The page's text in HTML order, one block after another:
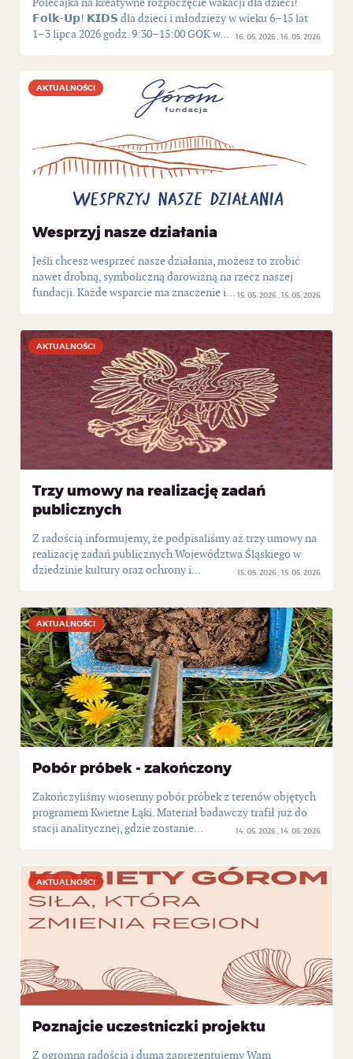
16. 05. 2026 16. 05. 2026
Polecajka na kreatywne rozpoczęcie wakacji dla dzieci!
𝗙𝗼𝗹𝗸-𝗨𝗽! 𝗞𝗜𝗗𝗦 dla dzieci i młodzieży w wieku 6–15 lat
1–3 lipca 2026 godz. 9:30–15:00 GOK w...
Wesprzyj nasze działania
AKTUALNOŚCI
15. 05. 2026 15. 05. 2026
Jeśli chcesz wesprzeć nasze działania, możesz to zrobić
nawet drobną, symboliczną darowizną na rzecz naszej
fundacji. Każde wsparcie ma znaczenie i...
AKTUALNOŚCI
Trzy umowy na realizację zadań
publicznych
AKTUALNOŚCI
15. 05. 2026 15. 05. 2026
Z radością informujemy, że podpisaliśmy aż trzy umowy na
realizację zadań publicznych Województwa Śląskiego w
dziedzinie kultury oraz ochrony i...
AKTUALNOŚCI
Pobór próbek - zakończony
AKTUALNOŚCI
14. 05. 2026 14. 05. 2026
Zakończyliśmy wiosenny pobór próbek z terenów objętych
programem Kwietne Łąki. Materiał badawczy trafił już do
stacji analitycznej, gdzie zostanie...
AKTUALNOŚCI
Poznajcie uczestniczki projektu
AKTUALNOŚCI
Z ogromną radością i dumą zaprezentujemy Wam
AKTUALNOŚCI